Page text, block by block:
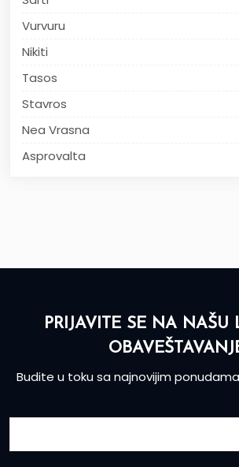
Vurvuru
Nikiti
Tasos
Stavros
Nea Vrasna
Asprovalta
PRIJAVITE SE NA NAŠU
Budite u toku sa najnovijim